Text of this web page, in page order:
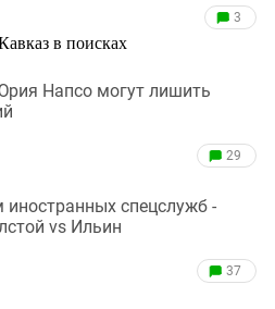
в поисках
3
Напсо могут лишить
29
спецслужб -
vs Ильин
37